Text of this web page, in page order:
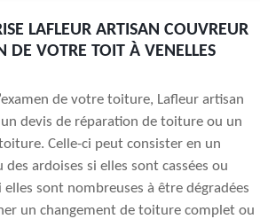
LAFLEUR ARTISAN COUVREUR
DE VOTRE TOIT À VENELLES
de votre toiture, Lafleur artisan
devis de réparation de toiture ou un
Celle-ci peut consister en un
ardoises si elles sont cassées ou
elles sont nombreuses à être dégradées
un changement de toiture complet ou